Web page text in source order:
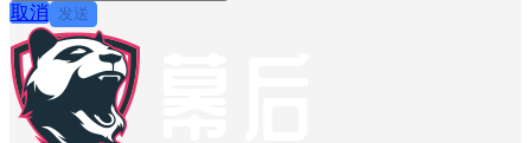
取消 发送